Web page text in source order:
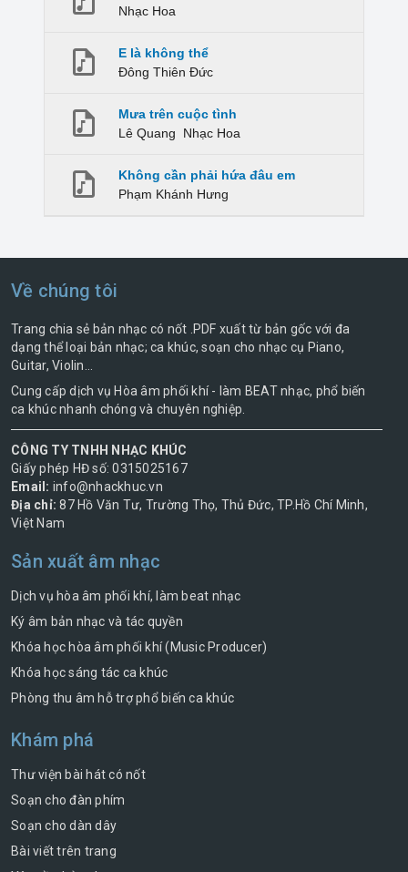
Nhạc Hoa
E là không thể
Đông Thiên Đức
Mưa trên cuộc tình
Lê Quang
Nhạc Hoa
Không cần phải hứa đâu em
Phạm Khánh Hưng
Về chúng tôi
Trang chia sẻ bản nhạc có nốt .PDF xuất từ bản gốc với đa
dạng thể loại bản nhạc; ca khúc, soạn cho nhạc cụ Piano,
Guitar, Violin...
Cung cấp dịch vụ Hòa âm phối khí - làm BEAT nhạc, phổ biến
ca khúc nhanh chóng và chuyên nghiệp.
CÔNG TY TNHH NHẠC KHÚC
Giấy phép HĐ số: 0315025167
Email: info@nhackhuc.vn
Địa chỉ: 87 Hồ Văn Tư, Trường Thọ, Thủ Đức, TP.Hồ Chí Minh,
Việt Nam
Sản xuất âm nhạc
Dịch vụ hòa âm phối khí, làm beat nhạc
Ký âm bản nhạc và tác quyền
Khóa học hòa âm phối khí (Music Producer)
Khóa học sáng tác ca khúc
Phòng thu âm hỗ trợ phổ biến ca khúc
Khám phá
Thư viện bài hát có nốt
Soạn cho đàn phím
Soạn cho dàn dây
Bài viết trên trang